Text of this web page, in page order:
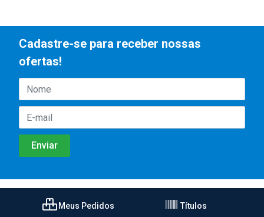
Cadastre-se para receber nossas
ofertas!
Meus Pedidos Títulos